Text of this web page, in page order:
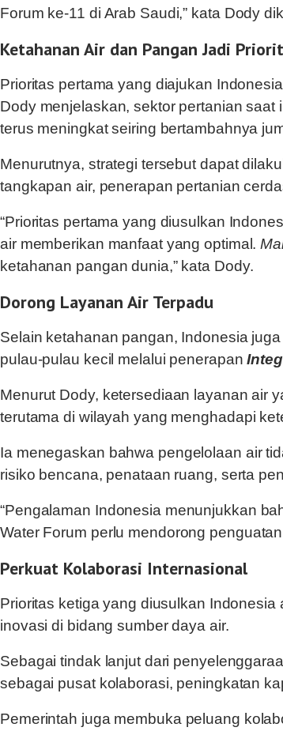
Forum ke-11 di Arab Saudi,” kata Dody
Ketahanan Air dan Pangan Jadi
Prioritas pertama yang diajukan
Dody menjelaskan, sektor pertanian
terus meningkat seiring bertambahnya
Menurutnya, strategi tersebut dapat
tangkapan air, penerapan pertanian
“Prioritas pertama yang diusulkan
air memberikan manfaat yang optimal.
ketahanan pangan dunia,” kata Dody.
Dorong Layanan Air Terpadu
Selain ketahanan pangan, Indonesia
pulau-pulau kecil melalui penerapan
Menurut Dody, ketersediaan layanan air
terutama di wilayah yang menghadapi
Ia menegaskan bahwa pengelolaan air
risiko bencana, penataan ruang, serta
“Pengalaman Indonesia menunjukkan
Water Forum perlu mendorong
Perkuat Kolaborasi Internasional
Prioritas ketiga yang diusulkan
inovasi di bidang sumber daya air.
Sebagai tindak lanjut dari
sebagai pusat kolaborasi, peningkatan
Pemerintah juga membuka peluang